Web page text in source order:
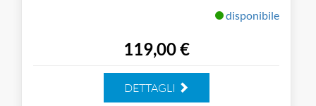
disponibile
119,00 €
DETTAGLI